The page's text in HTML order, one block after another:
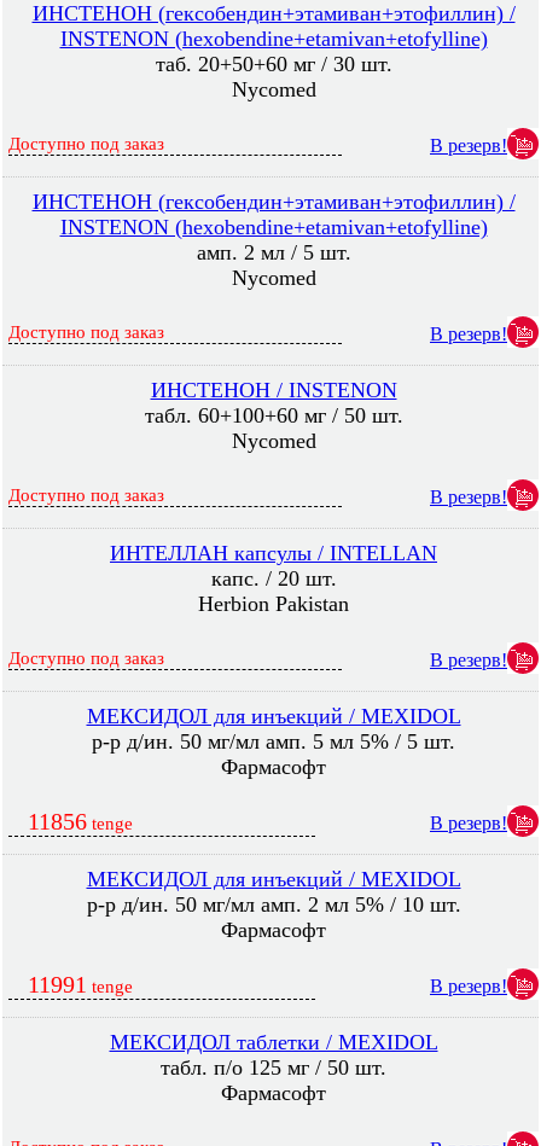
ИНСТЕНОН (гексобендин+этамиван+этофиллин) /
INSTENON (hexobendine+etamivan+etofylline)
таб. 20+50+60 мг / 30 шт.
Nycomed
Доступно под заказ В резерв!
ИНСТЕНОН (гексобендин+этамиван+этофиллин) /
INSTENON (hexobendine+etamivan+etofylline)
амп. 2 мл / 5 шт.
Nycomed
Доступно под заказ В резерв!
ИНСТЕНОН / INSTENON
табл. 60+100+60 мг / 50 шт.
Nycomed
Доступно под заказ В резерв!
ИНТЕЛЛАН капсулы / INTELLAN
капс. / 20 шт.
Herbion Pakistan
Доступно под заказ В резерв!
МЕКСИДОЛ для инъекций / MEXIDOL
р-р д/ин. 50 мг/мл амп. 5 мл 5% / 5 шт.
Фармасофт
11856 tenge В резерв!
МЕКСИДОЛ для инъекций / MEXIDOL
р-р д/ин. 50 мг/мл амп. 2 мл 5% / 10 шт.
Фармасофт
11991 tenge В резерв!
МЕКСИДОЛ таблетки / MEXIDOL
табл. п/о 125 мг / 50 шт.
Фармасофт